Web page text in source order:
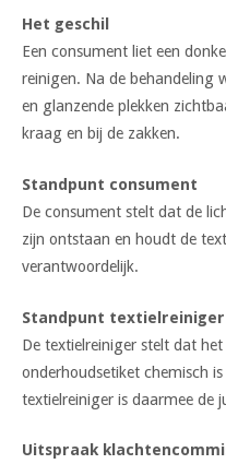
Het geschil
Een consument liet een
reinigen. Na de behandeling
en glanzende plekken
kraag en bij de zakken.
Standpunt consument
De consument stelt dat de
zijn ontstaan en houdt de
verantwoordelijk.
Standpunt textielreiniger
De textielreiniger stelt dat
onderhoudsetiket chemisch
textielreiniger is daarmee de
Uitspraak